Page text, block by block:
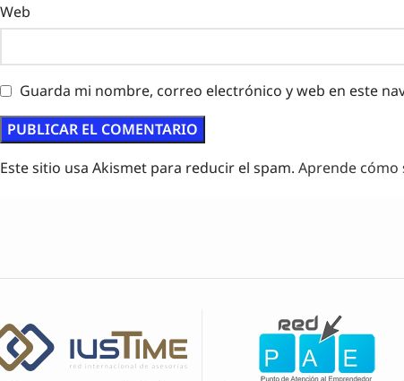
Web
Guarda mi nombre, correo electrónico y web en este
Este sitio usa Akismet para reducir el spam. Aprende cómo